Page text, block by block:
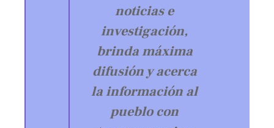
noticias e
investigación,
brinda máxima
difusión y acerca
la información al
pueblo con